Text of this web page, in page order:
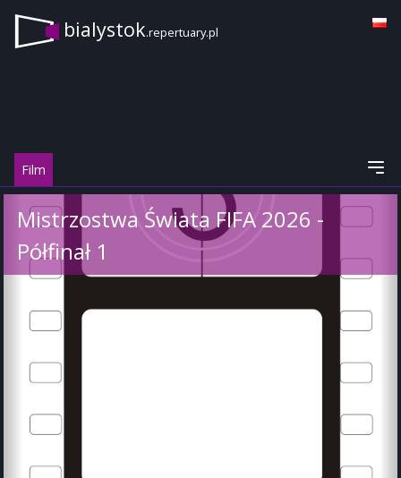
bialystok.repertuary.pl
Film
Mistrzostwa Świata FIFA 2026 -
Półfinał 1